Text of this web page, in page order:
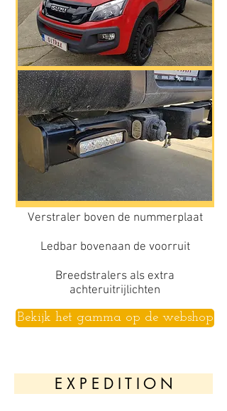
Verstraler boven de nummerplaat
Ledbar bovenaan de voorruit
Breedstralers als extra
achteruitrijlichten
Bekijk het gamma op de webshop
E X P E D I T I O N